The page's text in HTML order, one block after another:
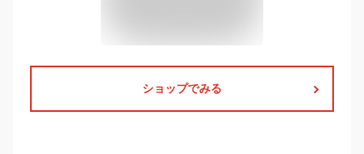
ショップでみる